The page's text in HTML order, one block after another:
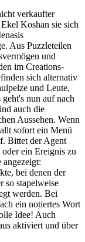
verkaufter
Koshan sie sich
Aus Puzzleteilen
und
im Creations-
sich alternativ
und Leute,
nun auf nach
auch die
Aussehen. Wenn
sofort ein Menü
Bittet der Agent
oder ein Ereignis zu
bei denen der
so stapelweise
werden. Bei
ein notiertes Wort
Idee! Auch
aktiviert und über